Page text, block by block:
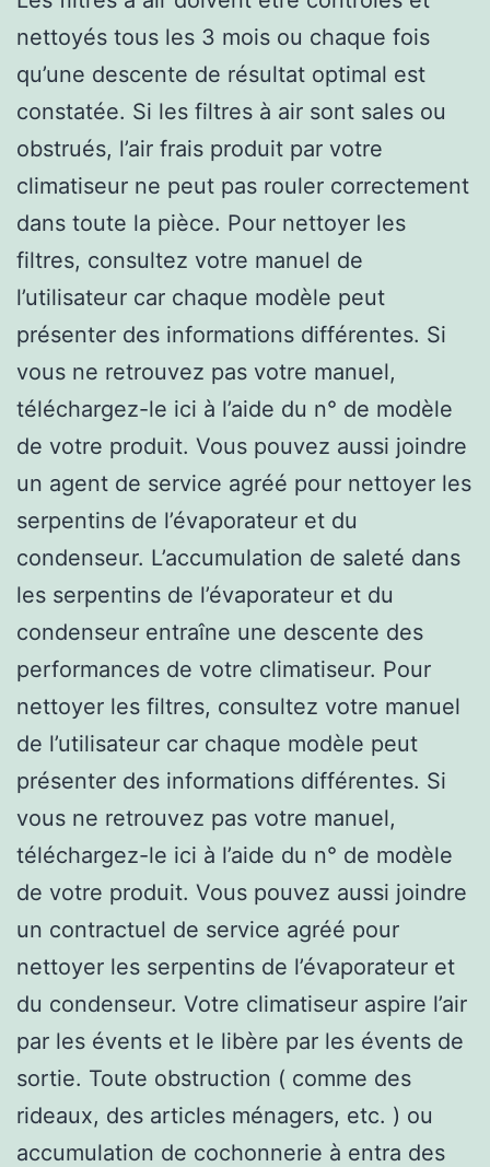
nettoyés tous les 3 mois ou chaque fois
qu’une descente de résultat optimal est
constatée. Si les filtres à air sont sales ou
obstrués, l’air frais produit par votre
climatiseur ne peut pas rouler correctement
dans toute la pièce. Pour nettoyer les
filtres, consultez votre manuel de
l’utilisateur car chaque modèle peut
présenter des informations différentes. Si
vous ne retrouvez pas votre manuel,
téléchargez-le ici à l’aide du n° de modèle
de votre produit. Vous pouvez aussi joindre
un agent de service agréé pour nettoyer les
serpentins de l’évaporateur et du
condenseur. L’accumulation de saleté dans
les serpentins de l’évaporateur et du
condenseur entraîne une descente des
performances de votre climatiseur. Pour
nettoyer les filtres, consultez votre manuel
de l’utilisateur car chaque modèle peut
présenter des informations différentes. Si
vous ne retrouvez pas votre manuel,
téléchargez-le ici à l’aide du n° de modèle
de votre produit. Vous pouvez aussi joindre
un contractuel de service agréé pour
nettoyer les serpentins de l’évaporateur et
du condenseur. Votre climatiseur aspire l’air
par les évents et le libère par les évents de
sortie. Toute obstruction ( comme des
rideaux, des articles ménagers, etc. ) ou
accumulation de cochonnerie à entra des